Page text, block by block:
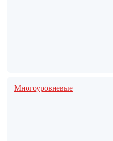
Многоуровневые